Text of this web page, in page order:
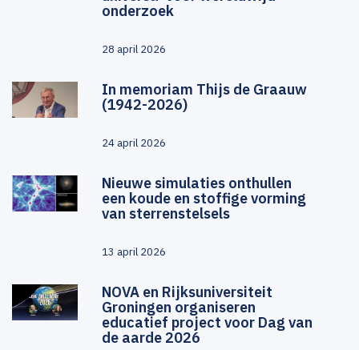
onderzoek
28 april 2026
In memoriam Thijs de Graauw
(1942-2026)
24 april 2026
Nieuwe simulaties onthullen
een koude en stoffige vorming
van sterrenstelsels
13 april 2026
NOVA en Rijksuniversiteit
Groningen organiseren
educatief project voor Dag van
de aarde 2026